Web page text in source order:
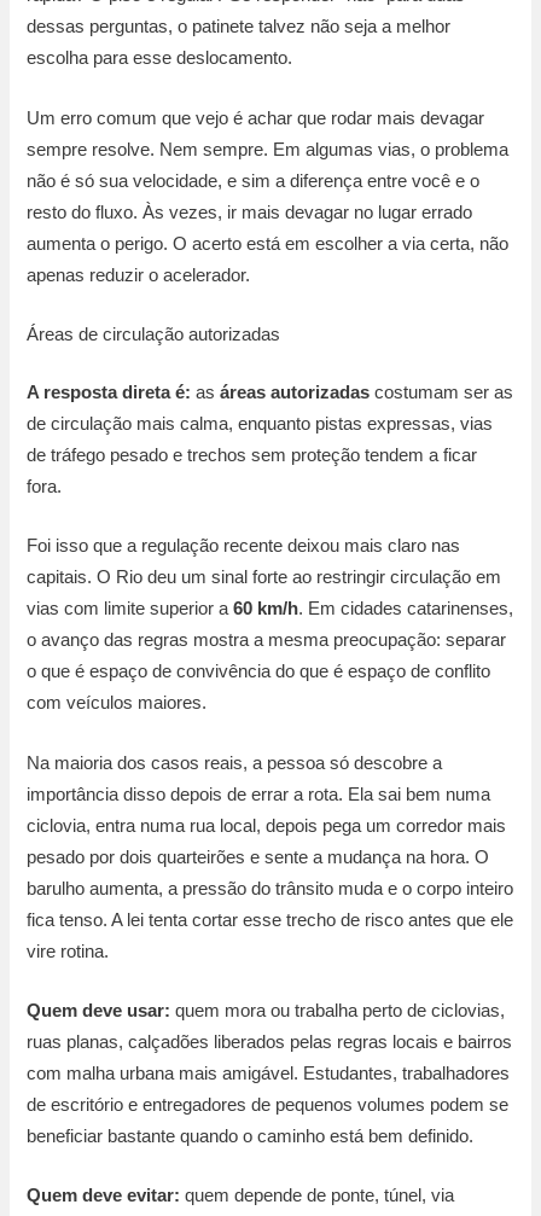
dessas perguntas, o patinete talvez não seja a melhor
escolha para esse deslocamento.
Um erro comum que vejo é achar que rodar mais devagar
sempre resolve. Nem sempre. Em algumas vias, o problema
não é só sua velocidade, e sim a diferença entre você e o
resto do fluxo. Às vezes, ir mais devagar no lugar errado
aumenta o perigo. O acerto está em escolher a via certa, não
apenas reduzir o acelerador.
Áreas de circulação autorizadas
A resposta direta é: asáreas autorizadas costumam ser as
de circulação mais calma, enquanto pistas expressas, vias
de tráfego pesado e trechos sem proteção tendem a ficar
fora.
Foi isso que a regulação recente deixou mais claro nas
capitais. O Rio deu um sinal forte ao restringir circulação em
vias com limite superior a60 km/h. Em cidades catarinenses,
o avanço das regras mostra a mesma preocupação: separar
o que é espaço de convivência do que é espaço de conflito
com veículos maiores.
Na maioria dos casos reais, a pessoa só descobre a
importância disso depois de errar a rota. Ela sai bem numa
ciclovia, entra numa rua local, depois pega um corredor mais
pesado por dois quarteirões e sente a mudança na hora. O
barulho aumenta, a pressão do trânsito muda e o corpo inteiro
fica tenso. A lei tenta cortar esse trecho de risco antes que ele
vire rotina.
Quem deve usar: quem mora ou trabalha perto de ciclovias,
ruas planas, calçadões liberados pelas regras locais e bairros
com malha urbana mais amigável. Estudantes, trabalhadores
de escritório e entregadores de pequenos volumes podem se
beneficiar bastante quando o caminho está bem definido.
Quem deve evitar: quem depende de ponte, túnel, via